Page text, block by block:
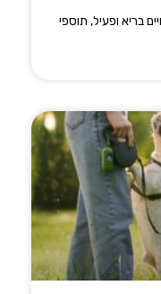
בריא ופעיל, תוספי